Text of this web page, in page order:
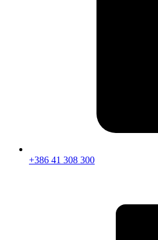
+386 41 308 300